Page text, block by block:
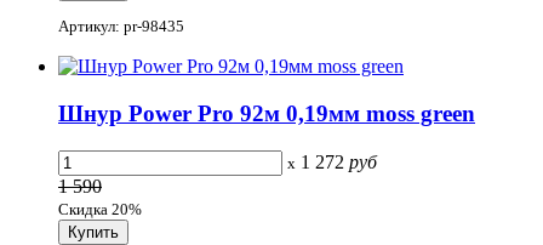
Артикул: pr-98435
Шнур Power Pro 92м 0,19мм moss green
x 1 272 руб
1 590
Скидка 20%